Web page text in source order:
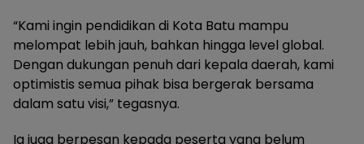
“Kami ingin pendidikan di Kota Batu mampu
melompat lebih jauh, bahkan hingga level global.
Dengan dukungan penuh dari kepala daerah, kami
optimistis semua pihak bisa bergerak bersama
dalam satu visi,” tegasnya.
Ia juga berpesan kepada peserta yang belum